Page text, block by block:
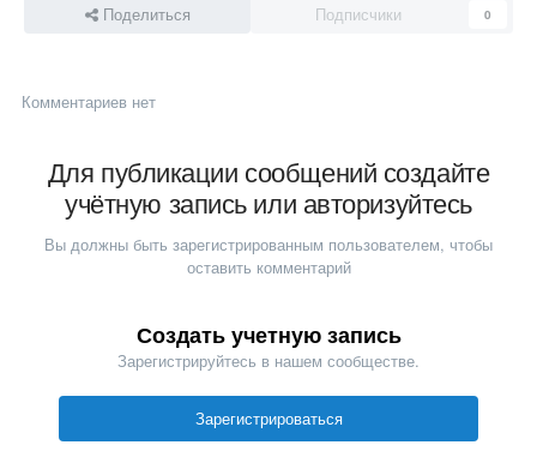
Поделиться Подписчики 0
Комментариев нет
Для публикации сообщений создайте
учётную запись или авторизуйтесь
Вы должны быть зарегистрированным пользователем, чтобы
оставить комментарий
Создать учетную запись
Зарегистрируйтесь в нашем сообществе.
Зарегистрироваться